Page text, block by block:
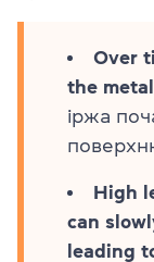
Over
the
іржа
High
can
leading